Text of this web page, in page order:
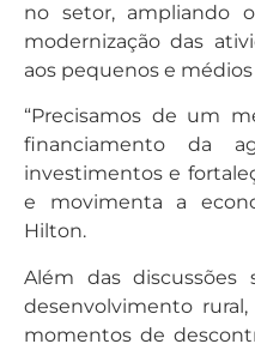
no setor, ampliando
modernização das
aos pequenos e
“Precisamos de um
financiamento da
investimentos e
e movimenta a
Hilton.
Além das discussões
desenvolvimento
momentos de